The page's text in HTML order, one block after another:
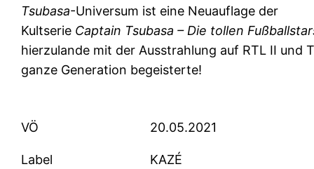
Tsubasa-Universum ist eine Neuauflage der
Kultserie Captain Tsubasa – Die tollen
hierzulande mit der Ausstrahlung auf RTL II und
ganze Generation begeisterte!
VÖ 20.05.2021
Label KAZÉ